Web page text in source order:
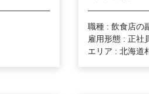
職種 : 飲食店の
雇用形態 : 正社
エリア : 北海道